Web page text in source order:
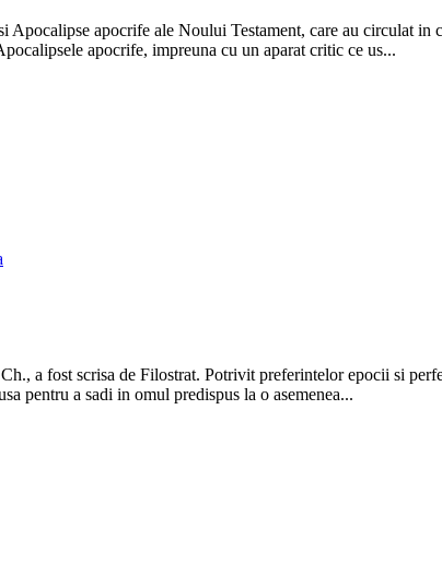
Apocalipse apocrife ale Noului Testament, care au circulat
apocrife, impreuna cu un aparat critic ce us...
a fost scrisa de Filostrat. Potrivit preferintelor epocii si
pentru a sadi in omul predispus la o asemenea...